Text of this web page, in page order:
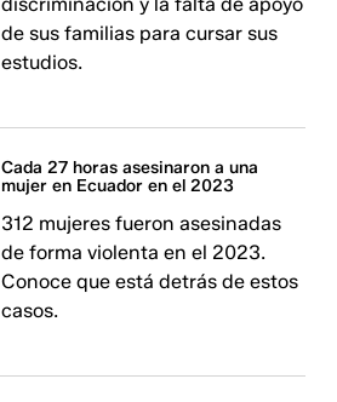
de sus familias para cursar sus
estudios.
Cada 27 horas asesinaron a una
mujer en Ecuador en el 2023
312 mujeres fueron asesinadas
de forma violenta en el 2023.
Conoce que está detrás de estos
casos.